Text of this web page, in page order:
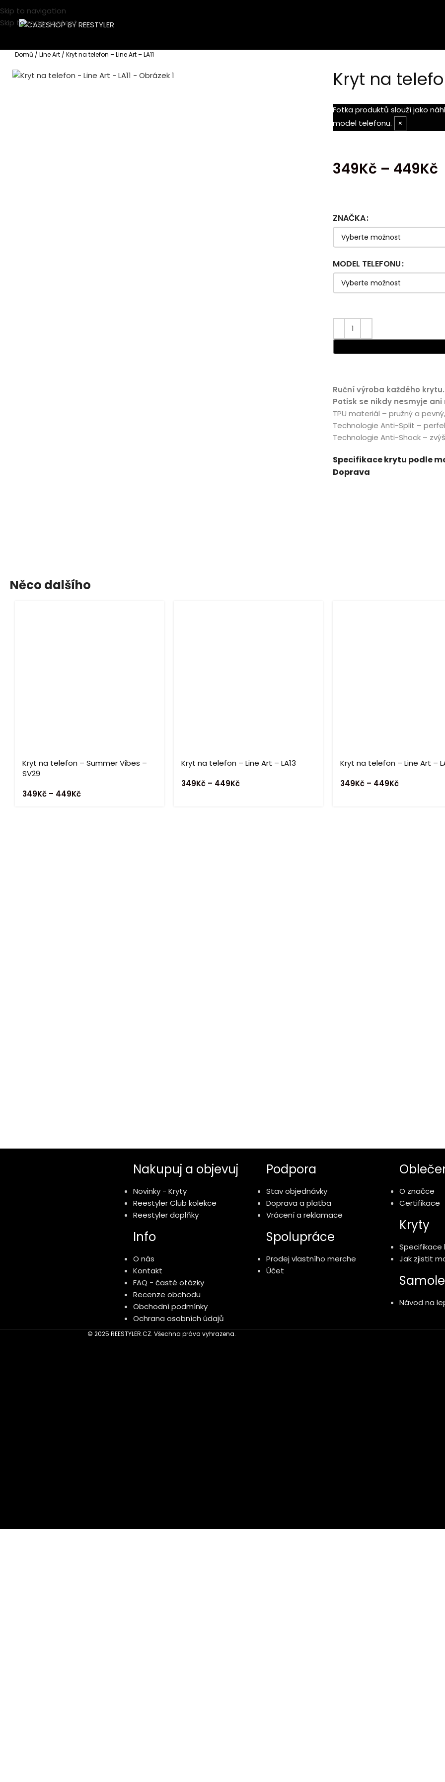
Skip to navigation
Skip to main content
Domů Line Art Kryt na telefon – Line Art – LA11
Kryt na
Fotka produktů slouží jako
model telefonu.
×
349Kč – 449Kč
ZNAČKA
MODEL TELEFONU
Ruční výroba každého krytu.
Potisk se nikdy nesmyje ani
TPU materiál – pružný a
Technologie Anti-Split –
Technologie Anti-Shock –
Specifikace krytu podle
Doprava
Něco dalšího
Kryt na telefon – Summer Vibes –
SV29
349Kč – 449Kč
Kryt na telefon – Line Art – LA13
349Kč – 449Kč
Kryt na telefon – Line Art –
349Kč – 449Kč
Nakupuj a objevuj
Novinky - Kryty
Reestyler Club kolekce
Reestyler doplňky
Info
O nás
Kontakt
FAQ - časté otázky
Recenze obchodu
Obchodní podmínky
Ochrana osobních údajů
Podpora
Stav objednávky
Doprava a platba
Vrácení a reklamace
Spolupráce
Prodej vlastního merche
Účet
O značce
Certifikace
Kryty
Specifikace
Jak zjistit
Návod na
© 2025 REESTYLER.CZ. Všechna práva vyhrazena.